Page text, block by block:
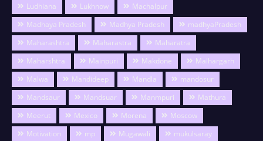
Ludhiana
Lukhnow
Machalpur
Madhaya Pradesh
Madhya Pradesh
madhyaPradesh
Maharashtra
Maharastra
Maharatra
Maharshtra
Mainpuri Makdone
Malhargarh
Malwa
Mandideep Mandla
mandosur
Mandsaur
Mandsuar Manmpuri
Mathura
Meerut
Mexico Morena
Moscow
Motivation
mp Mugawali
mukulsaray